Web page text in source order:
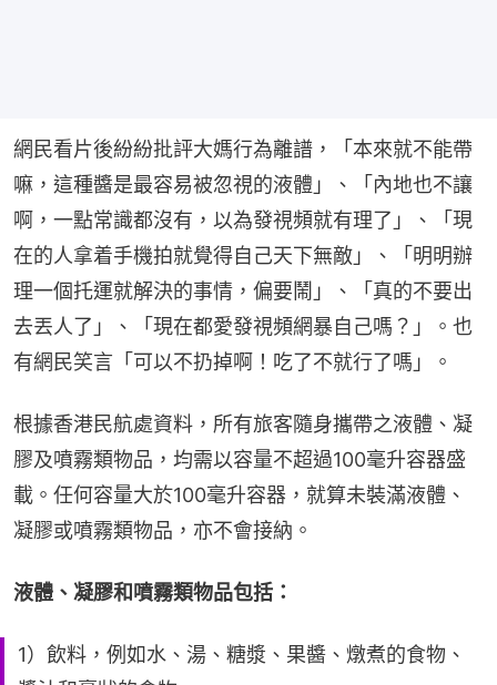
網民看片後紛紛批評大媽行為離譜，「本來就不能帶
嘛，這種醬是最容易被忽視的液體」、「內地也不讓
啊，一點常識都沒有，以為發視頻就有理了」、「現
在的人拿着手機拍就覺得自己天下無敵」、「明明辦
理一個托運就解決的事情，偏要鬧」、「真的不要出
去丟人了」、「現在都愛發視頻網暴自己嗎？」。也
有網民笑言「可以不扔掉啊！吃了不就行了嗎」。
根據香港民航處資料，所有旅客隨身攜帶之液體、凝
膠及噴霧類物品，均需以容量不超過100毫升容器盛
載。任何容量大於100毫升容器，就算未裝滿液體、
凝膠或噴霧類物品，亦不會接納。
液體、凝膠和噴霧類物品包括：
1）飲料，例如水、湯、糖漿、果醬、燉煮的食物、